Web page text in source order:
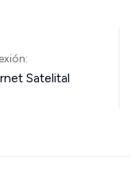
Satelital